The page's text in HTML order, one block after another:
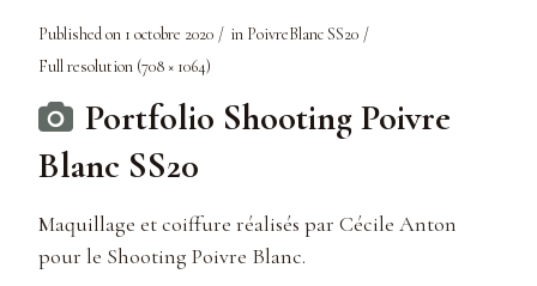
Published on 1 octobre 2020 in PoivreBlanc SS20
Full resolution (708 × 1064)
Portfolio Shooting Poivre
Blanc SS20
Maquillage et coiffure réalisés par Cécile Anton
pour le Shooting Poivre Blanc.